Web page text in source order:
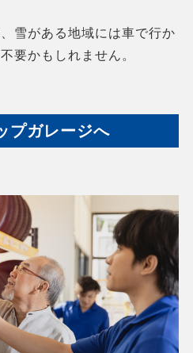
雪がある地域には車で行か
要かもしれません。
プガレージへ